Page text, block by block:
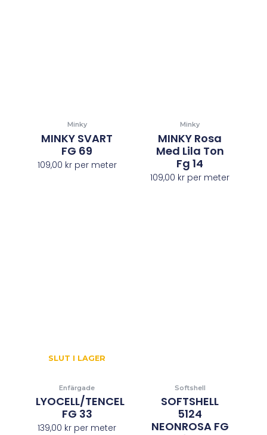
Minky
MINKY SVART
FG 69
109,00 krper meter
Minky
MINKY Rosa
Med Lila Ton
Fg 14
109,00 kr per meter
SLUT I LAGER
Enfärgade
LYOCELL/TENCEL
FG 33
139,00 kr per meter
Softshell
SOFTSHELL
5124
NEONROSA FG